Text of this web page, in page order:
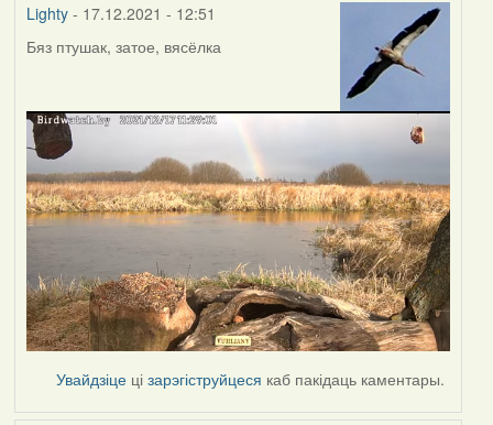
Lighty- 17.12.2021 - 12:51
Бяз птушак, затое, вясёлка
Увайдзіце цізарэгіструйцеся каб пакідаць каментары.